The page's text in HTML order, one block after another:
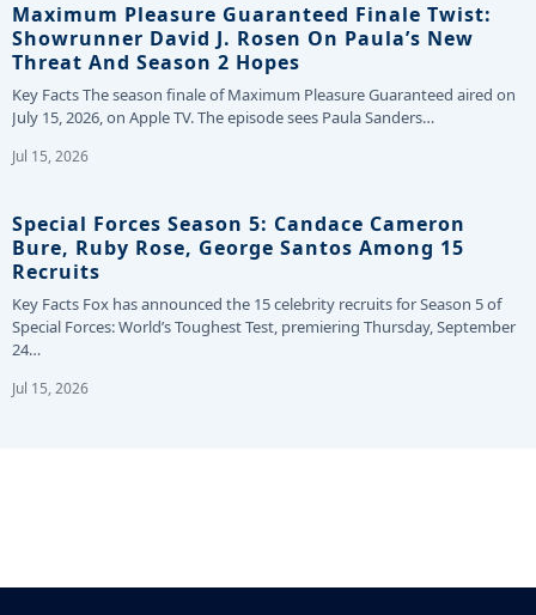
Maximum Pleasure Guaranteed Finale Twist:
Showrunner David J. Rosen On Paula’s New
Threat And Season 2 Hopes
Key Facts The season finale of Maximum Pleasure Guaranteed aired on
July 15, 2026, on Apple TV. The episode sees Paula Sanders…
Jul 15, 2026
Special Forces Season 5: Candace Cameron
Bure, Ruby Rose, George Santos Among 15
Recruits
Key Facts Fox has announced the 15 celebrity recruits for Season 5 of
Special Forces: World’s Toughest Test, premiering Thursday, September
24…
Jul 15, 2026